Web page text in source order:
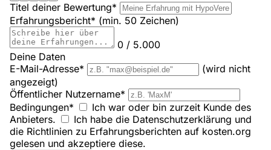
Titel deiner Bewertung*
Erfahrungsbericht* (min. 50 Zeichen)
0 / 5.000
Deine Daten
E-Mail-Adresse*
(wird nicht
angezeigt)
Öffentlicher Nutzername*
Bedingungen*
Ich war oder bin zurzeit Kunde des
Anbieters.
Ich habe die Datenschutzerklärung und
die Richtlinien zu Erfahrungsberichten auf kosten.org
gelesen und akzeptiere diese.